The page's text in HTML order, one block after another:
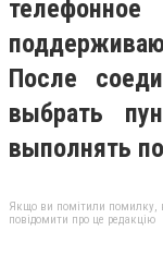
После
выбрать
выполнять
Якщо ви помітили помилку,
повідомити про це редакцію